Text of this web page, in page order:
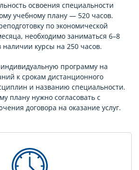
освоения специальности
учебному плану — 520 часов.
по экономической
необходимо заниматься 6–8
наличии курсы на 250 часов.
программу на
к срокам дистанционного
и названию специальности.
плану нужно согласовать с
договора на оказание услуг.